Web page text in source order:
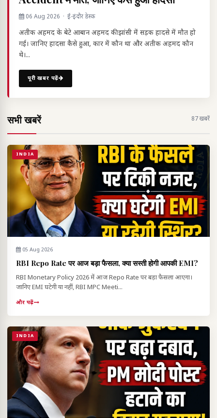
06 Aug 2026 · ई-इंदौर डेस्क
अतीक अहमद के बेटे आबान अहमद की झांसी में सड़क हादसे में मौत हो
गई। जानिए हादसा कैसे हुआ, कार में कौन था और अतीक अहमद कौन
थे।...
पूरी खबर पढ़ें
सभी खबरें 87 खबरें
INDIA
05 Aug 2026
RBI Repo Rate पर आज बड़ा फैसला, क्या सस्ती होगी आपकी EMI?
RBI Monetary Policy 2026 में आज Repo Rate पर बड़ा फैसला आएगा।
जानिए EMI घटेगी या नहीं, RBI MPC Meeti...
और पढ़ें
INDIA